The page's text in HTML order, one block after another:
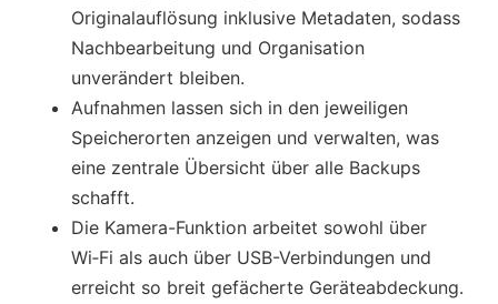
Originalauflösung inklusive Metadaten, sodass
Nachbearbeitung und Organisation
unverändert bleiben.
Aufnahmen lassen sich in den jeweiligen
Speicherorten anzeigen und verwalten, was
eine zentrale Übersicht über alle Backups
schafft.
Die Kamera-Funktion arbeitet sowohl über
Wi‑Fi als auch über USB-Verbindungen und
erreicht so breit gefächerte Geräteabdeckung.